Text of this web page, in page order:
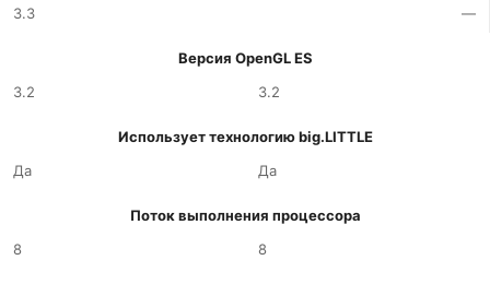
3.3
—
Версия OpenGL ES
3.2
3.2
Использует технологию big.LITTLE
Да
Да
Поток выполнения процессора
8
8